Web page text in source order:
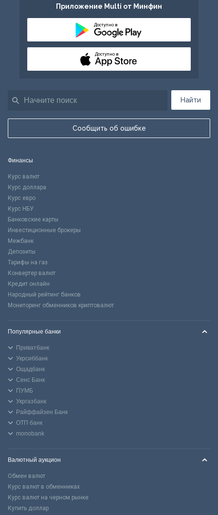
Найти
Сообщить об ошибке
Приложение Multi от Минфин
Доступно в
Доступно в
Финансы
Курс валют
Курс доллара
Курс евро
Курс НБУ
Банковские карты
Инвестиционные брокеры
Межбанк
Депозиты
Тарифы на газ
Конвертер валют
Кредит онлайн
Народный рейтинг банков
Мониторинг обменников криптовалют
Популярные банки
Приватбанк
Укрсиббанк
Ощадбанк
Сенс Банк
ПУМБ
Укргазбанк
Райффайзен Банк
ОТП банк
monobank
Валютный аукцион
Обмен валют
Курс валют в обменниках
Курс валют на черном рынке
Купить доллар